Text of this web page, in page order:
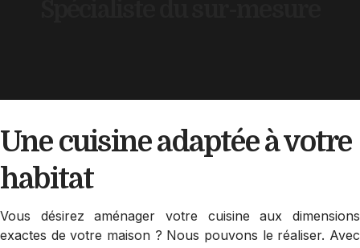
Une cuisine adaptéeà votre
habitat
Vous désirez aménager votre cuisine aux dimensions
exactes de votre maison ? Nous pouvons le réaliser. Avec